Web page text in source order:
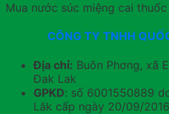
Mua nước súc miệng cai
CÔNG TY TNHH
Địa chỉ: Buôn Phơng, xã
Đak Lak
GPKD: số 6001550889
Lăk cấp ngày 20/09/